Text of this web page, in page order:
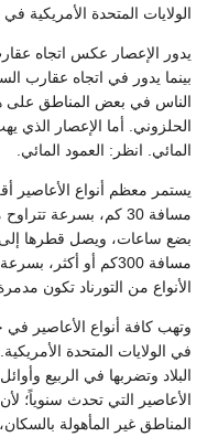
الولايات المتحدة الأمريكية في
يدور الإعصار عكس اتجاه
بينما يدور في اتجاه عقارب
الناس في بعض المناطق على
الحلزوني. أما الإعصار الذي
المائي. انظر: العمود المائي.
يستمر معظم أنواع الأعاصير
الأنواع من التورناد تكون
وتهب كافة أنواع الأعاصير في
في الولايات المتحدة
البلاد وتضربها في الربيع
الأعاصير التي تحدث سنوياً؛
المناطق غير المأهولة